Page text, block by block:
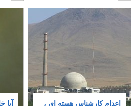
اعدام کارشناس هسته ای ،
آیا